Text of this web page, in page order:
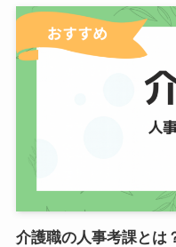
介護職の人事考課とは